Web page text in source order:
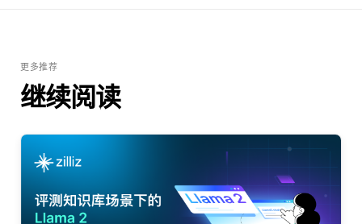
更多推荐
继续阅读